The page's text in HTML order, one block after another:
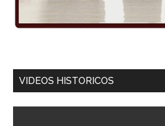
VIDEOS HISTORICOS